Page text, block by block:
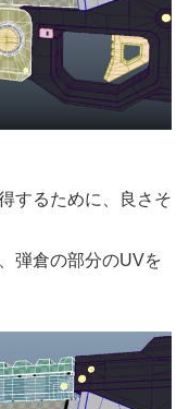
するために、良さそ
弾倉の部分のUVを